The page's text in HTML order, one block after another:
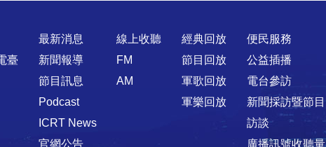
臺
最新消息
新聞報導
節目訊息
Podcast
ICRT News
官網公告
線上收聽
FM
AM
經典回放
節目回放
軍歌回放
軍樂回放
便民服務
公益插播
電台參訪
新聞採訪暨節目
訪談
廣播訊號收聽量